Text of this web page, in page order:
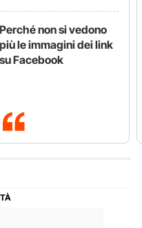
Perché non si vedono
più le immagini dei link
su Facebook